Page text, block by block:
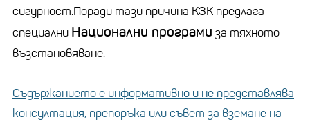
сигурност.Поради тази причина КЗК предлага
специални Национални програми за тяхното
възстановяване.
Съдържанието е информативно и не представлява
консултация, препоръка или съвет за вземане на